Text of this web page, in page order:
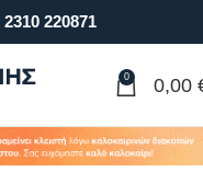
2310 220871
0 0,00